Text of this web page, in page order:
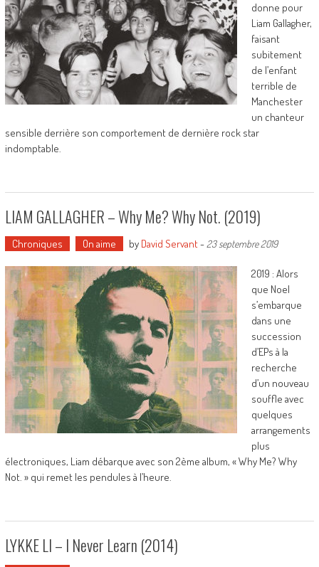
donne pour
Liam Gallagher,
faisant
subitement
de l’enfant
terrible de
Manchester
un chanteur
sensible derrière son comportement de dernière rock star
indomptable.
LIAM GALLAGHER – Why Me? Why Not. (2019)
Chroniques On aime by David Servant- 23 septembre 2019
2019 : Alors
que Noel
s’embarque
dans une
succession
d’EPs à la
recherche
d’un nouveau
souffle avec
quelques
arrangements
plus
électroniques, Liam débarque avec son 2ème album, « Why Me? Why
Not. » qui remet les pendules à l’heure.
LYKKE LI – I Never Learn (2014)